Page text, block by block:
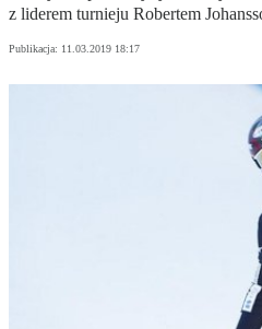
z liderem turnieju Robertem
Publikacja: 11.03.2019 18:17